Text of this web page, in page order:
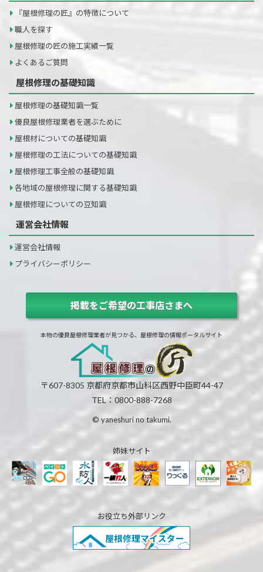
『屋根修理の匠』の特徴について
職人を探す
屋根修理の匠の施工実績一覧
よくあるご質問
屋根修理の基礎知識
屋根修理の基礎知識一覧
優良屋根修理業者を選ぶために
屋根材についての基礎知識
屋根修理の工法についての基礎知識
屋根修理工事全般の基礎知識
各地域の屋根修理に関する基礎知識
屋根修理についての豆知識
運営会社情報
運営会社情報
プライバシーポリシー
掲載をご希望の工事店さまへ
本物の優良屋根修理業者が見つかる、屋根修理の情報ポータルサイト
〒607-8305 京都府京都市山科区西野中臣町44-47
TEL：0800-888-7268
© yaneshuri no takumi.
姉妹サイト
お役立ち外部リンク